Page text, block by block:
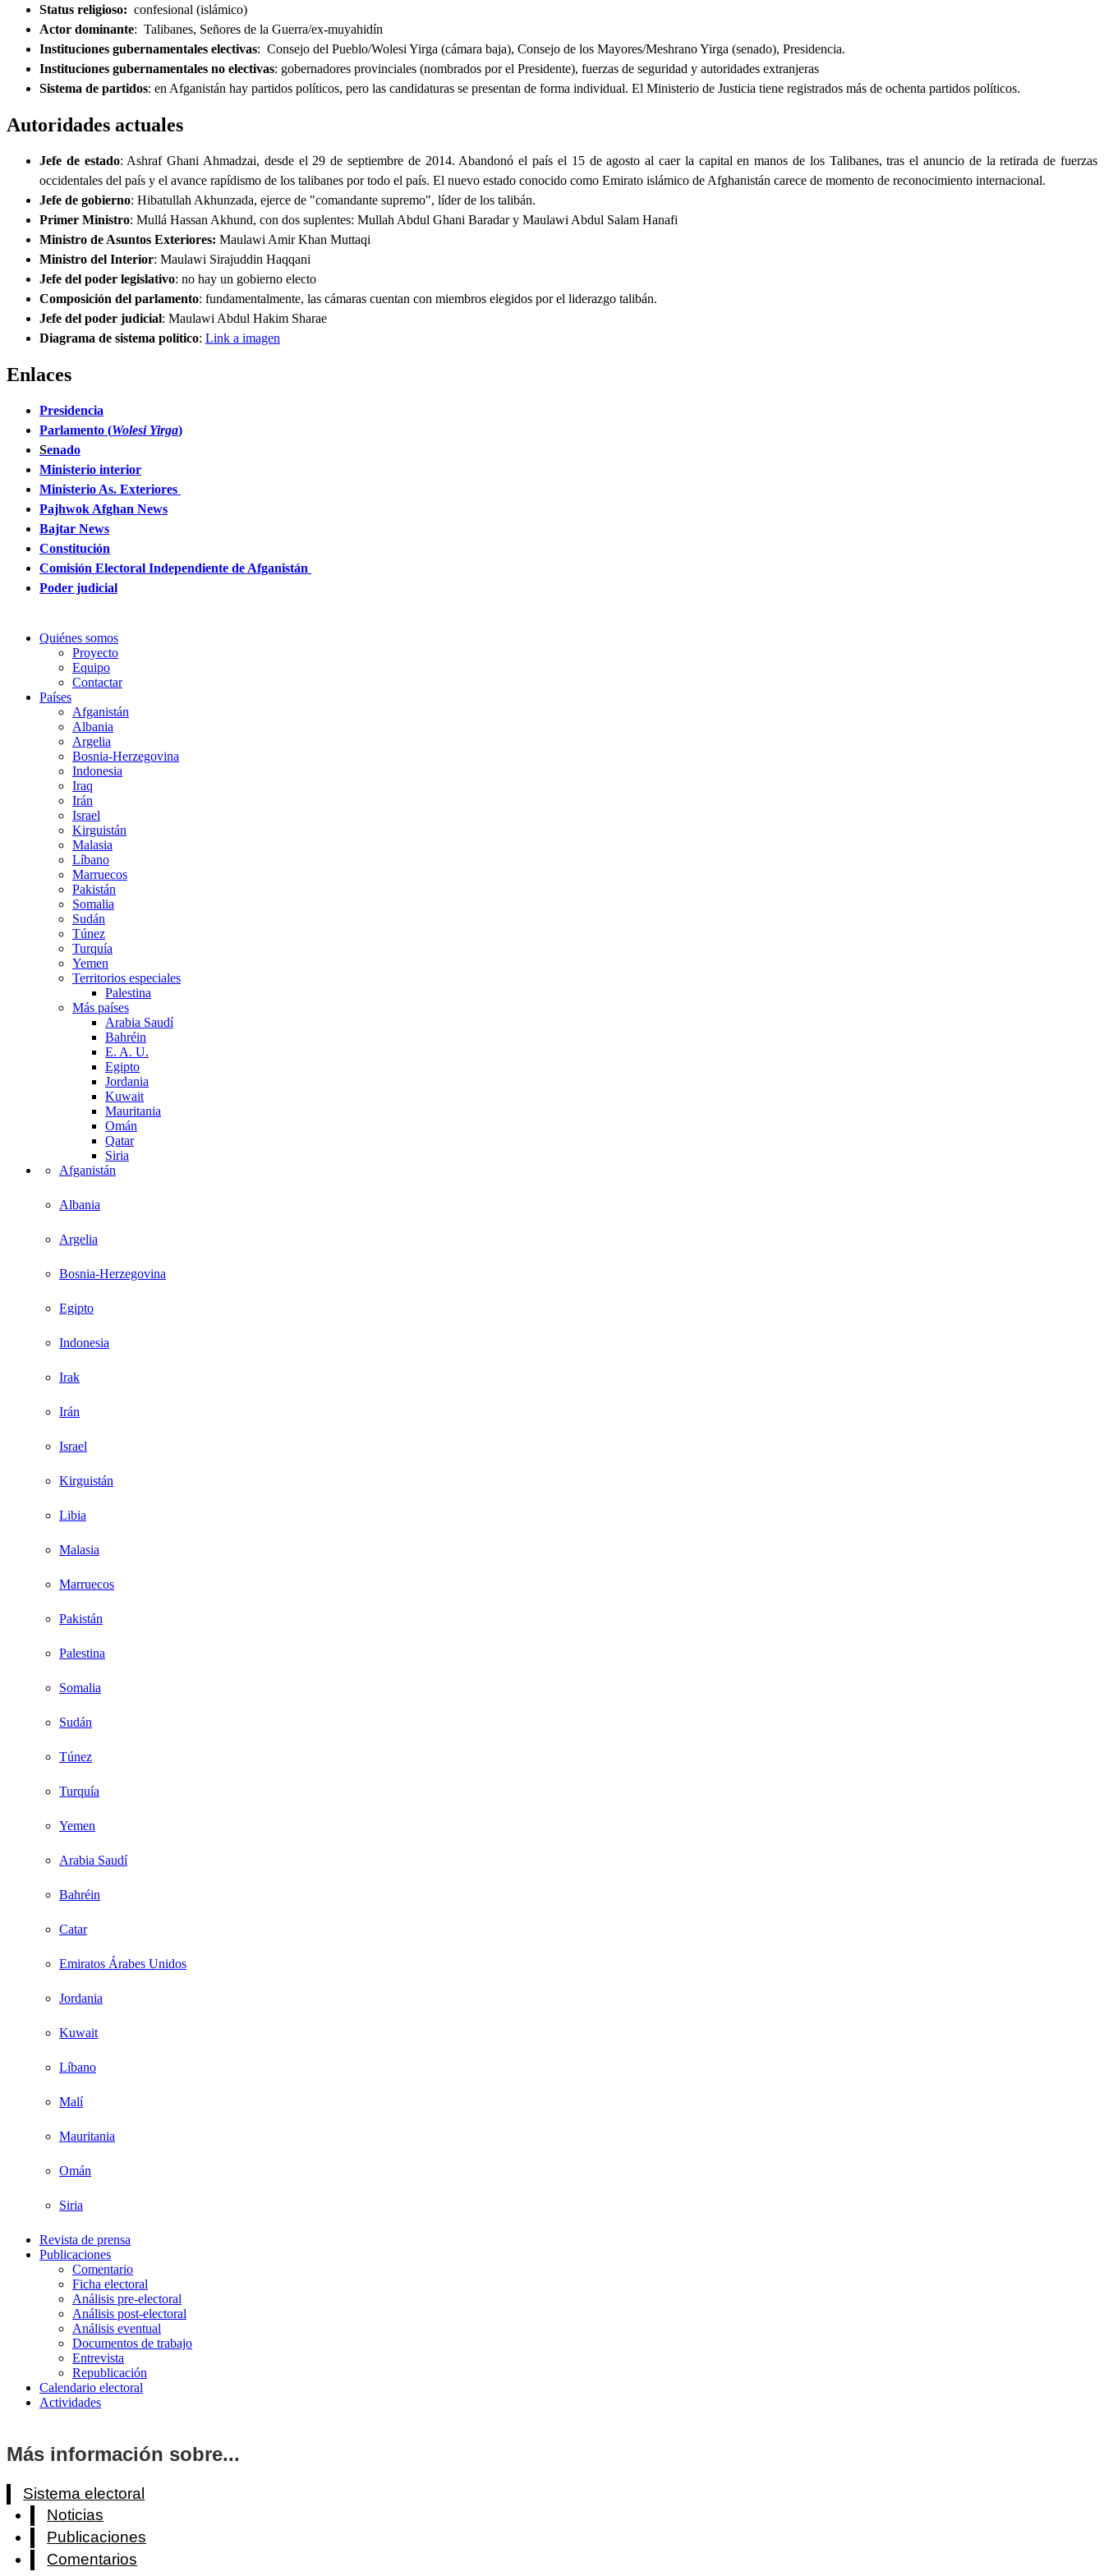
Status religioso: confesional (islámico)
Actor dominante: Talibanes, Señores de la Guerra/ex-muyahidín
Instituciones gubernamentales electivas: Consejo del Pueblo/Wolesi Yirga (cámara baja), Consejo de los Mayores/Meshrano Yirga (senado), Presidencia.
Instituciones gubernamentales no electivas: gobernadores provinciales (nombrados por el Presidente), fuerzas de seguridad y autoridades extranjeras
Sistema de partidos: en Afganistán hay partidos políticos, pero las candidaturas se presentan de forma individual. El Ministerio de Justicia tiene registrados más de ochenta partidos políticos.
Autoridades actuales
Jefe de estado: Ashraf Ghani Ahmadzai, desde el 29 de septiembre de 2014. Abandonó el país el 15 de agosto al caer la capital en manos de los Talibanes, tras el anuncio de la retirada de fuerzas
occidentales del país y el avance rapídismo de los talibanes por todo el país. El nuevo estado conocido como Emirato islámico de Afghanistán carece de momento de reconocimiento internacional.
Jefe de gobierno: Hibatullah Akhunzada, ejerce de "comandante supremo", líder de los talibán.
Primer Ministro: Mullá Hassan Akhund, con dos suplentes: Mullah Abdul Ghani Baradar y Maulawi Abdul Salam Hanafi
Ministro de Asuntos Exteriores: Maulawi Amir Khan Muttaqi
Ministro del Interior: Maulawi Sirajuddin Haqqani
Jefe del poder legislativo: no hay un gobierno electo
Composición del parlamento: fundamentalmente, las cámaras cuentan con miembros elegidos por el liderazgo talibán.
Jefe del poder judicial: Maulawi Abdul Hakim Sharae
Diagrama de sistema político: Link a imagen
Enlaces
Presidencia
Parlamento (Wolesi Yirga)
Senado
Ministerio interior
Ministerio As. Exteriores
Pajhwok Afghan News
Bajtar News
Constitución
Comisión Electoral Independiente de Afganistán
Poder judicial
Quiénes somos
Proyecto
Equipo
Contactar
Países
Afganistán
Albania
Argelia
Bosnia-Herzegovina
Indonesia
Iraq
Irán
Israel
Kirguistán
Malasia
Líbano
Marruecos
Pakistán
Somalia
Sudán
Túnez
Turquía
Yemen
Territorios especiales
Palestina
Más países
Arabia Saudí
Bahréin
E. A. U.
Egipto
Jordania
Kuwait
Mauritania
Omán
Qatar
Siria
Afganistán
Albania
Argelia
Bosnia-Herzegovina
Egipto
Indonesia
Irak
Irán
Israel
Kirguistán
Libia
Malasia
Marruecos
Pakistán
Palestina
Somalia
Sudán
Túnez
Turquía
Yemen
Arabia Saudí
Bahréin
Catar
Emiratos Árabes Unidos
Jordania
Kuwait
Líbano
Malí
Mauritania
Omán
Siria
Revista de prensa
Publicaciones
Comentario
Ficha electoral
Análisis pre-electoral
Análisis post-electoral
Análisis eventual
Documentos de trabajo
Entrevista
Republicación
Calendario electoral
Actividades
Más información sobre...
Sistema electoral
Noticias
Publicaciones
Comentarios